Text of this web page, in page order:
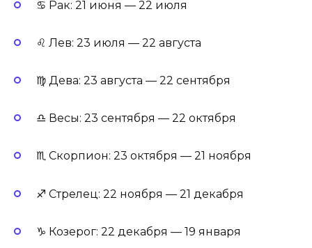
♋ Рак: 21 июня — 22 июля
♌ Лев: 23 июля — 22 августа
♍ Дева: 23 августа — 22 сентября
♎ Весы: 23 сентября — 22 октября
♏ Скорпион: 23 октября — 21 ноября
♐ Стрелец: 22 ноября — 21 декабря
♑ Козерог: 22 декабря — 19 января